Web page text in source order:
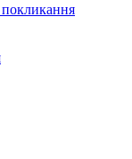
покликання